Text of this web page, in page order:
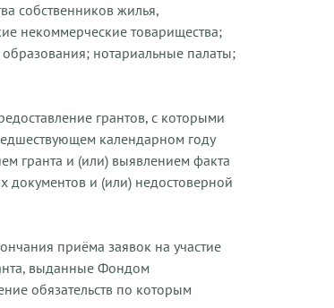
собственников жилья,
некоммерческие товарищества;
нотариальные палаты;
грантов, с которыми
календарном году
гранта и (или) выявлением факта
и (или) недостоверной
приёма заявок на участие
выданные Фондом
обязательств по которым